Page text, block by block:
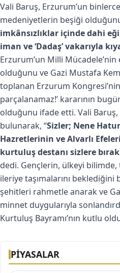
Vali Baruş, Erzurum’un
medeniyetlerin beşiği
imkânsızlıklar içinde dahi
iman ve ‘Dadaş’ vakarıyla
Erzurum’un Milli
olduğunu ve Gazi Mustafa
toplanan Erzurum
parçalanamaz!’ kararının
olduğunu ifade etti. Vali Baruş,
bulunarak, “Sizler; Nene
Hazretlerinin ve Alvarlı
kurtuluş destanı sizlere
dedi. Gençlerin, ülkeyi
ileriye taşımalarını beklediğini
şehitleri rahmetle anarak ve
minnet duygularıyla
Kurtuluş Bayramı’nın kutlu
PİYASALAR